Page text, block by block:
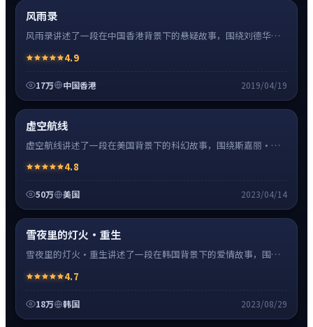
超清4K
风雨录
风雨录讲述了一段在中国香港背景下的悬疑故事，围绕刘德华饰
情绪克制。4.9
17万 中国香港 2019/04/19
高清
虚空航线
虚空航线讲述了一段在美国背景下的科幻故事，围绕斯嘉丽·约
紧凑、情绪克制。
4.8
50万 美国 2023/04/14
超清4K
雪夜里的灯火·重生
雪夜里的灯火·重生讲述了一段在韩国背景下的爱情故事，围绕
奏紧凑、情绪克制。
4.7
18万 韩国 2023/08/29